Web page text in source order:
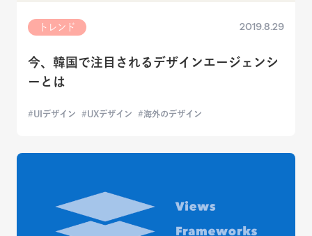
トレンド 2019.8.29
今、韓国で注目されるデザインエージェンシ
ーとは
UIデザイン UXデザイン 海外のデザイン